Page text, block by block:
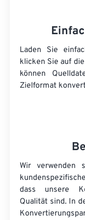
Laden Sie
klicken Sie auf
können
Zielformat
Wir verwenden
dass unsere
Qualität sind. In